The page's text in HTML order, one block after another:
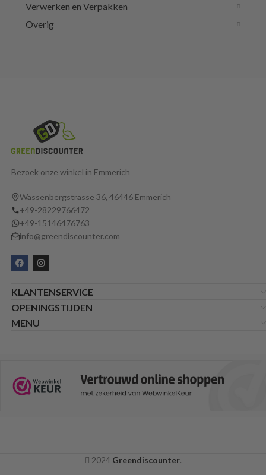
Verwerken en Verpakken
Overig
Bezoek onze winkel in Emmerich
Wassenbergstrasse 36, 46446 Emmerich
+49-28229766472
+49-15146476763
info@greendiscounter.com
KLANTENSERVICE
OPENINGSTIJDEN
MENU
2024 Greendiscounter.